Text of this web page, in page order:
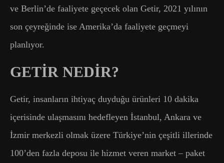
ve Berlin’de faaliyete geçecek olan Getir, 2021 yılının
son çeyreğinde ise Amerika’da faaliyete geçmeyi
planlıyor.
GETİR NEDİR?
Getir, insanların ihtiyaç duyduğu ürünleri 10 dakika
içerisinde ulaşmasını hedefleyen İstanbul, Ankara ve
İzmir merkezli olmak üzere Türkiye’nin çeşitli illerinde
100’den fazla deposu ile hizmet veren market – paket